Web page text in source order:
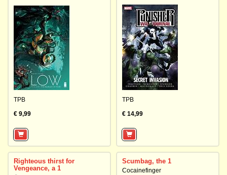
TPB
€ 9,99
TPB
€ 14,99
Righteous thirst for
Vengeance, a 1
Scumbag, the 1
Cocainefinger